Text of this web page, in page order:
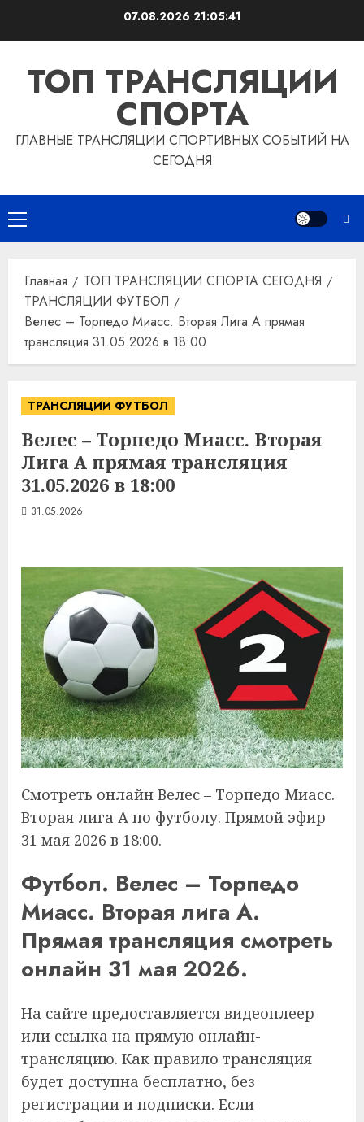
07.08.2026 21:05:42
ТОП ТРАНСЛЯЦИИ
СПОРТА
ГЛАВНЫЕ ТРАНСЛЯЦИИ СПОРТИВНЫХ СОБЫТИЙ НА
СЕГОДНЯ
Основное
меню
Главная
ТОП ТРАНСЛЯЦИИ СПОРТА СЕГОДНЯ
ТРАНСЛЯЦИИ ФУТБОЛ
Велес – Торпедо Миасс. Вторая Лига А прямая
трансляция 31.05.2026 в 18:00
ТРАНСЛЯЦИИ ФУТБОЛ
Велес – Торпедо Миасс. Вторая
Лига А прямая трансляция
31.05.2026 в 18:00
31.05.2026
Смотреть онлайн Велес – Торпедо Миасс.
Вторая лига А по футболу. Прямой эфир
31 мая 2026 в 18:00.
Футбол. Велес – Торпедо
Миасс. Вторая лига А.
Прямая трансляция смотреть
онлайн 31 мая 2026.
На сайте предоставляется видеоплеер
или ссылка на прямую онлайн-
трансляцию. Как правило трансляция
будет доступна бесплатно, без
регистрации и подписки. Если